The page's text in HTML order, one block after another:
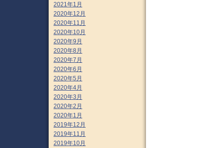
2021年1月
2020年12月
2020年11月
2020年10月
2020年9月
2020年8月
2020年7月
2020年6月
2020年5月
2020年4月
2020年3月
2020年2月
2020年1月
2019年12月
2019年11月
2019年10月